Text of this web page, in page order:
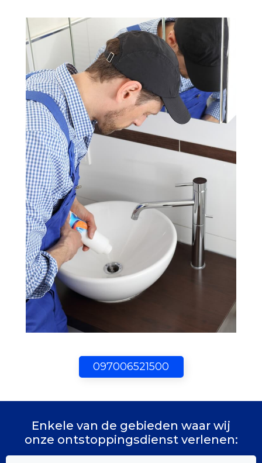
097006521500
Enkele van de gebieden waar wij
onze ontstoppingsdienst verlenen: